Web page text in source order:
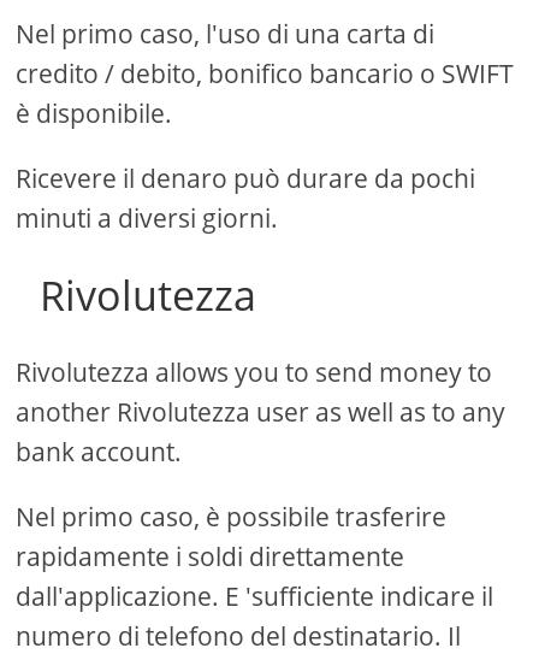
Nel primo caso, l'uso di una carta di
credito / debito, bonifico bancario o SWIFT
è disponibile.
Ricevere il denaro può durare da pochi
minuti a diversi giorni.
Rivolutezza
Rivolutezza allows you to send money to
another Rivolutezza user as well as to any
bank account.
Nel primo caso, è possibile trasferire
rapidamente i soldi direttamente
dall'applicazione. E 'sufficiente indicare il
numero di telefono del destinatario. Il